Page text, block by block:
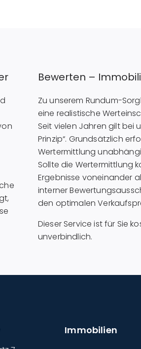
Bewerten –
Zu unserem Rundum-
eine realistische
Seit vielen Jahren gilt bei
Prinzip“. Grundsätzlich
Wertermittlung
Sollte die Wertermittlung
Ergebnisse voneinander
interner
den optimalen
Dieser Service ist für Sie
unverbindlich.
Immobilien